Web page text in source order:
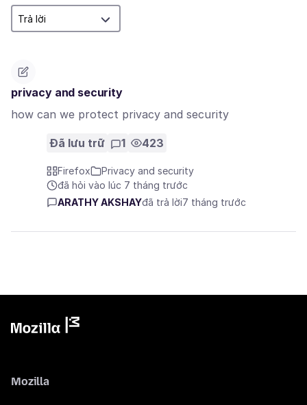
privacy and security
how can we protect privacy and security
Đã lưu trữ 1 423
Firefox
Privacy and security
đã hỏi vào lúc 7 tháng trước
ARATHY AKSHAYđã trả lời7 tháng trước
Mozilla